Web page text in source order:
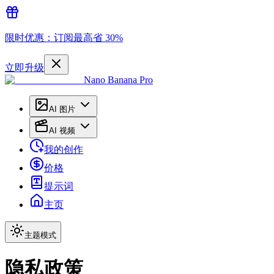
限时优惠：订阅最高省 30%
立即升级
Nano Banana Pro
AI 图片
AI 视频
我的创作
价格
提示词
主页
主题模式
隐私政策